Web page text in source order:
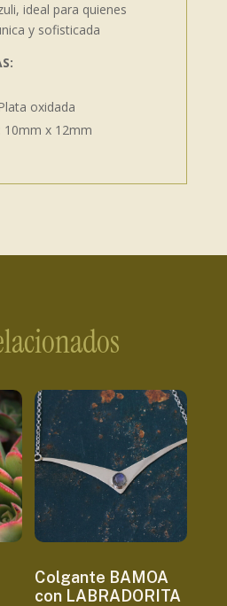
ideal para quienes
y sofisticada
oxidada
10mm x 12mm
Colgante BAMOA
con LABRADORITA